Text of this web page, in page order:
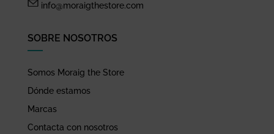
info@moraigthestore.com
SOBRE NOSOTROS
Somos Moraig the Store
Dónde estamos
Marcas
Contacta con nosotros